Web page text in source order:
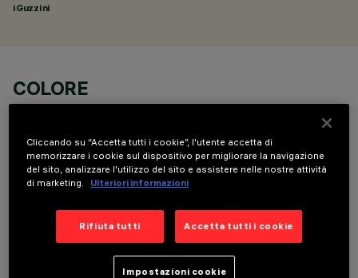
iGuzzini
COLORE
DATI TECNICI
ULTIMO AGGIORNAMENTO: 07/08/2026
Cliccando su “Accetta tutti i cookie”, l'utente accetta di
memorizzare i cookie sul dispositivo per migliorare la navigazione
del sito, analizzare l'utilizzo del sito e assistere nelle nostre attività
di marketing.
Ulteriori informazioni
Rifiuta tutti Accetta tutti i cookie
Impostazioni cookie